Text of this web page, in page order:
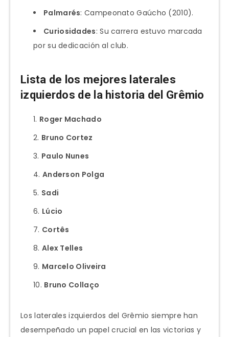
Palmarés: Campeonato Gaúcho (2010).
Curiosidades: Su carrera estuvo marcada
por su dedicación al club.
Lista de los mejores laterales
izquierdos de la historia del Grêmio
Roger Machado
Bruno Cortez
Paulo Nunes
Anderson Polga
Sadi
Lúcio
Cortês
Alex Telles
Marcelo Oliveira
Bruno Collaço
Los laterales izquierdos del Grêmio siempre han
desempeñado un papel crucial en las victorias y